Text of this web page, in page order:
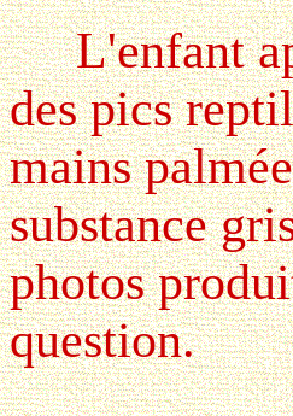
L'enfant
des pics
mains
substance
photos
question.